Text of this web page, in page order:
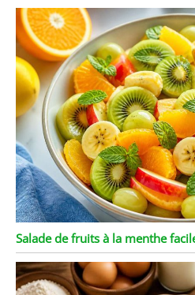
Salade de fruits à la menthe